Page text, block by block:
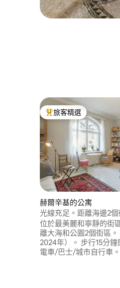
旅客精選榜首
旅客精選
赫爾辛基的公寓
光線充足。距離海邊2
心！
位於最美麗和寧靜的街
離大海和公園2個街區
2024年）。 步行15分鐘即可抵達市中心和
電車/巴士/城市自行車